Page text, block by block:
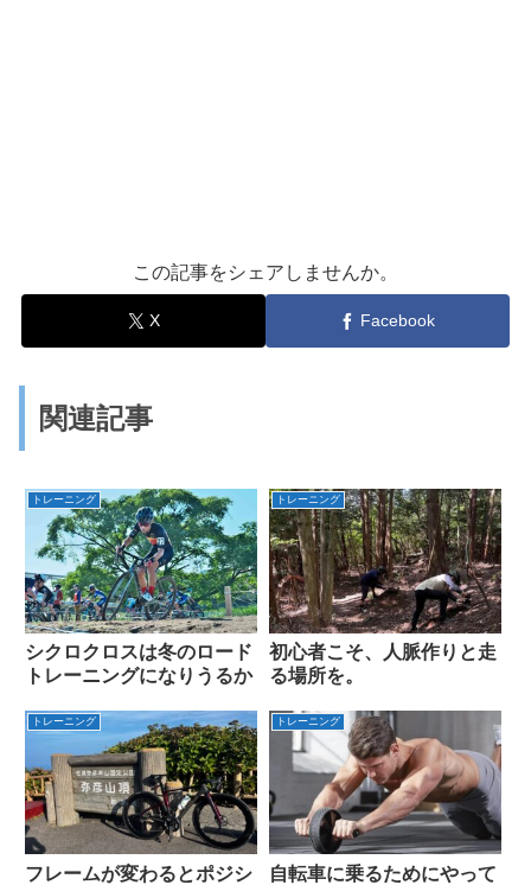
この記事をシェアしませんか。
X Facebook
関連記事
トレーニング
シクロクロスは冬のロード
トレーニングになりうるか
トレーニング
初心者こそ、人脈作りと走
る場所を。
トレーニング
フレームが変わるとポジシ
トレーニング
自転車に乗るためにやって